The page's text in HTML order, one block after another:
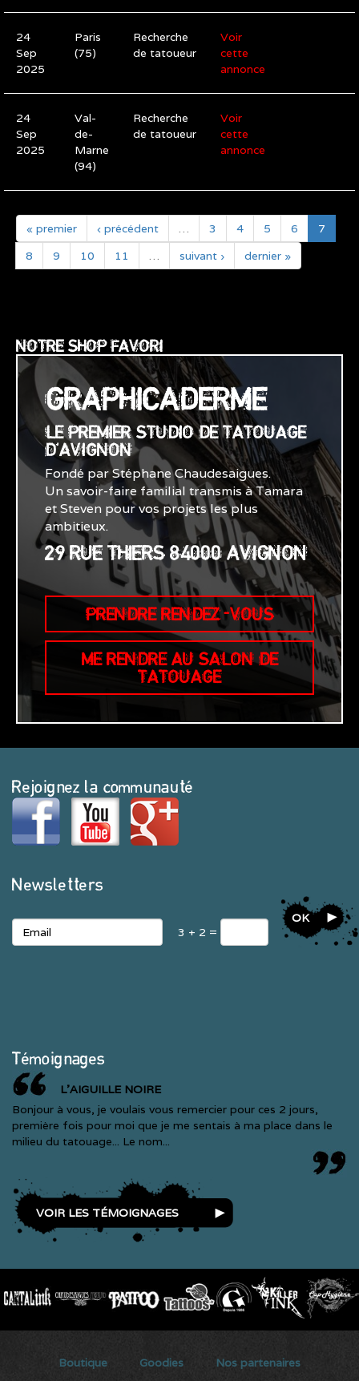
24
Sep
2025
Paris
(75)
Recherche
de tatoueur
Voir
cette
annonce
24
Sep
2025
Val-
de-
Marne
(94)
Recherche
de tatoueur
Voir
cette
annonce
« premier ‹ précédent … 3 4 5 6
7
8
9 10 11 … suivant › dernier »
NOTRE SHOP FAVORI
GRAPHICADERME
LE PREMIER STUDIO DE TATOUAGE
D'AVIGNON
Fondé par Stéphane Chaudesaigues.
Un savoir-faire familial transmis à Tamara
et Steven pour vos projets les plus
ambitieux.
29 RUE THIERS 84000 AVIGNON
PRENDRE RENDEZ-VOUS
ME RENDRE AU SALON DE
TATOUAGE
Rejoignez la communauté
Newsletters
3 + 2 =
OK
Témoignages
L'AIGUILLE NOIRE
Bonjour à vous, je voulais vous remercier pour ces 2 jours,
première fois pour moi que je me sentais à ma place dans le
milieu du tatouage... Le nom...
VOIR LES TÉMOIGNAGES
Boutique Goodies Nos partenaires